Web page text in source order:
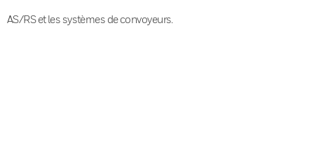
AS/RS et les systèmes de convoyeurs.